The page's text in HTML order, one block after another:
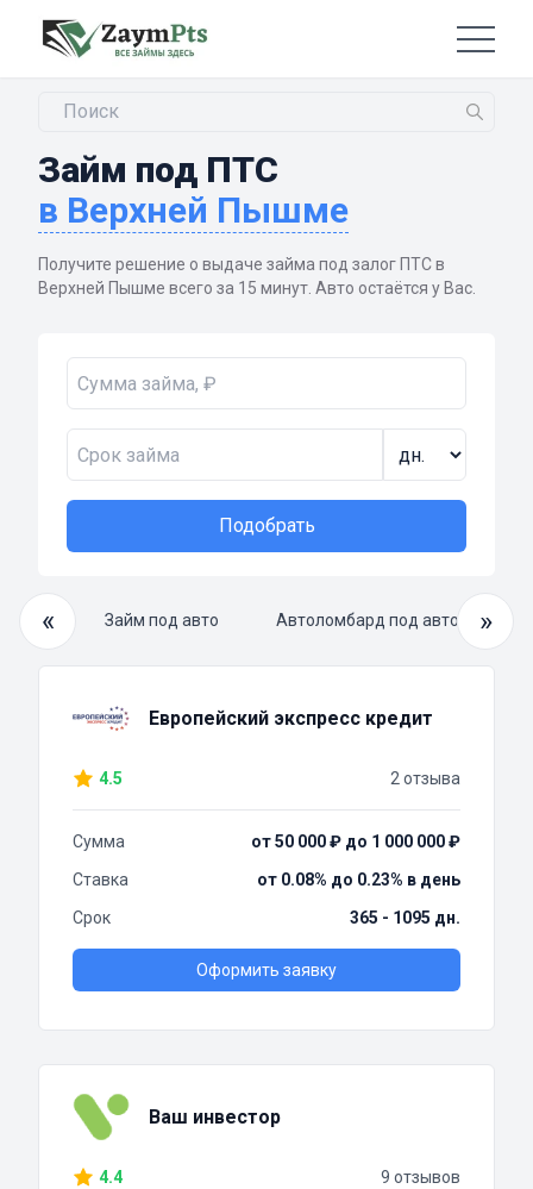
Займ под ПТС
в Верхней Пышме
Получите решение о выдаче займа под залог ПТС в
Верхней Пышме всего за 15 минут. Авто остаётся у Вас.
Подобрать
«
займ Займ под авто Автоломбард под авто/ПТС
»
Европейский экспресс кредит
4.5 2 отзыва
Сумма
от 50 000 ₽ до 1 000 000 ₽
Ставка
от 0.08% до 0.23% в день
Срок
365 - 1095 дн.
Оформить заявку
Ваш инвестор
4.4 9 отзывов